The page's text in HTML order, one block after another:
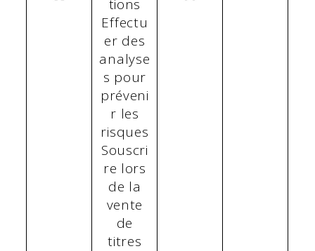
tions
Effectu
er des
analyse
s pour
préveni
r les
risques
Souscri
re lors
de la
vente
de
titres